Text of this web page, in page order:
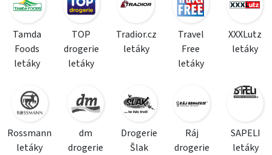
Tamda
Foods
letáky
TOP
drogerie
letáky
Tradior.cz
letáky
Travel
Free
letáky
XXXLutz
letáky
Rossmann
letáky
dm
drogerie
Drogerie
Šlak
Ráj
drogerie
SAPELI
letáky